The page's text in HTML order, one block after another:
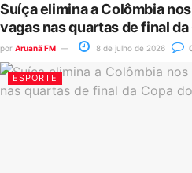
Suíça elimina a Colômbia
vagas nas quartas de final
por Aruanã FM 8 de julho de 2026
ESPORTE